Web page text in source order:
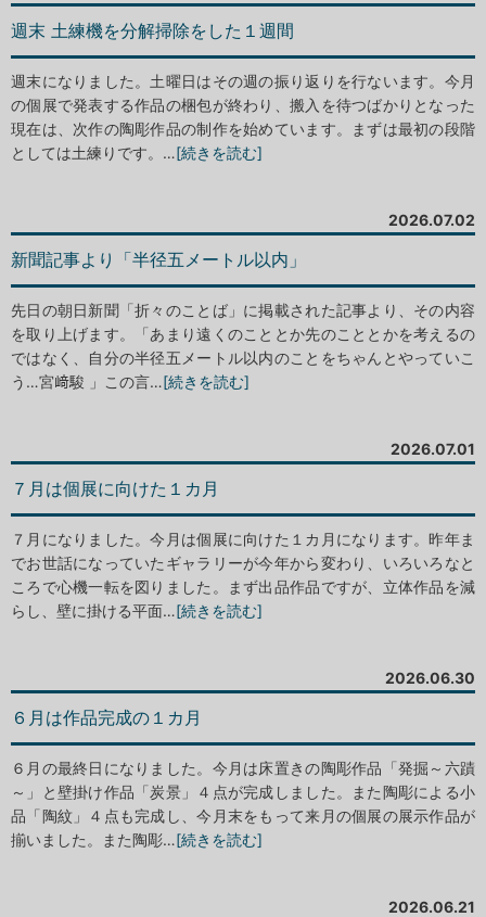
週末 土練機を分解掃除をした１週間
週末になりました。土曜日はその週の振り返りを行ないます。今月
の個展で発表する作品の梱包が終わり、搬入を待つばかりとなった
現在は、次作の陶彫作品の制作を始めています。まずは最初の段階
としては土練りです。…[続きを読む]
2026.07.02
新聞記事より「半径五メートル以内」
先日の朝日新聞「折々のことば」に掲載された記事より、その内容
を取り上げます。「あまり遠くのこととか先のこととかを考えるの
ではなく、自分の半径五メートル以内のことをちゃんとやっていこ
う…宮﨑駿 」この言…[続きを読む]
2026.07.01
７月は個展に向けた１カ月
７月になりました。今月は個展に向けた１カ月になります。昨年ま
でお世話になっていたギャラリーが今年から変わり、いろいろなと
ころで心機一転を図りました。まず出品作品ですが、立体作品を減
らし、壁に掛ける平面…[続きを読む]
2026.06.30
６月は作品完成の１カ月
６月の最終日になりました。今月は床置きの陶彫作品「発掘～六蹟
～」と壁掛け作品「炭景」４点が完成しました。また陶彫による小
品「陶紋」４点も完成し、今月末をもって来月の個展の展示作品が
揃いました。また陶彫…[続きを読む]
2026.06.21